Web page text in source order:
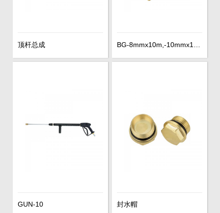
顶杆总成
GUN-10 封水帽